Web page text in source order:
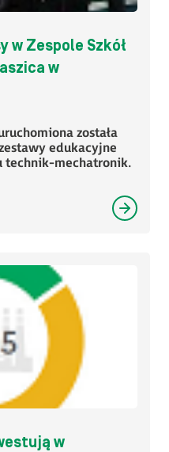
w Zespole Szkół
w
została
edukacyjne
technik-mechatronik.
w